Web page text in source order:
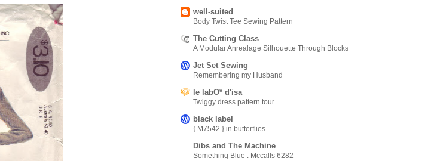
well-suited
Body Twist Tee Sewing Pattern
The Cutting Class
A Modular Anrealage Silhouette Through Blocks
Jet Set Sewing
Remembering my Husband
le labO* d'isa
Twiggy dress pattern tour
black label
{ M7542 } in butterflies…
Dibs and The Machine
Something Blue : Mccalls 6282